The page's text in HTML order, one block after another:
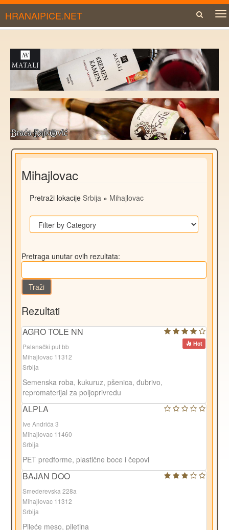
HRANAIPICE.NET
Mihajlovac
Pretraži lokacije Srbija » Mihajlovac
Pretraga unutar ovih rezultata:
Traži
Rezultati
Hot
AGRO TOLE NN
Palanački put bb
Mihajlovac 11312
Srbija
Semenska roba, kukuruz, pšenica, đubrivo,
repromaterijal za poljoprivredu
ALPLA
Ive Andrića 3
Mihajlovac 11460
Srbija
PET predforme, plastične boce i čepovi
BAJAN DOO
Smederevska 228a
Mihajlovac 11312
Srbija
Pileće meso, piletina